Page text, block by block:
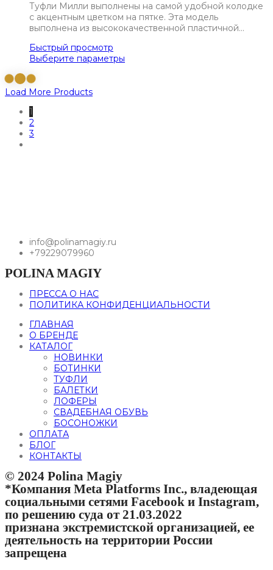
Туфли Милли выполнены на самой удобной колодке
с акцентным цветком на пятке. Эта модель
выполнена из высококачественной пластичной…
Быстрый просмотр
Выберите параметры
Load More Products
1
2
3
info@polinamagiy.ru
+79229079960
POLINA MAGIY
ПРЕССА О НАС
ПОЛИТИКА КОНФИДЕНЦИАЛЬНОСТИ
ГЛАВНАЯ
О БРЕНДЕ
КАТАЛОГ
НОВИНКИ
БОТИНКИ
ТУФЛИ
БАЛЕТКИ
ЛОФЕРЫ
СВАДЕБНАЯ ОБУВЬ
БОСОНОЖКИ
ОПЛАТА
БЛОГ
КОНТАКТЫ
© 2024 Polina Magiy
*Компания Meta Platforms Inc., владеющая
социальными сетями Facebook и Instagram,
по решению суда от 21.03.2022
признана экстремистской организацией, ее
деятельность на территории России
запрещена